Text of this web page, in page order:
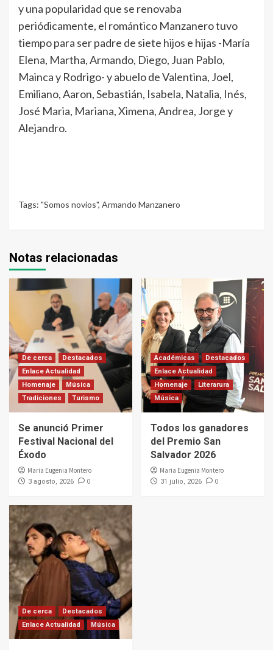
y una popularidad que se renovaba
periódicamente, el romántico Manzanero tuvo
tiempo para ser padre de siete hijos e hijas -María
Elena, Martha, Armando, Diego, Juan Pablo,
Mainca y Rodrigo- y abuelo de Valentina, Joel,
Emiliano, Aaron, Sebastián, Isabela, Natalia, Inés,
José Maria, Mariana, Ximena, Andrea, Jorge y
Alejandro.
Tags: "Somos novios", Armando Manzanero
Notas relacionadas
De cerca
Destacados
Enlace Actualidad
Homenaje
Música
Tradiciones
Turismo
Se anunció Primer
Festival Nacional del
Éxodo
Maria Eugenia Montero
3 agosto, 2026 0
Académicas
Destacados
Enlace Actualidad
Homenaje
Literarura
Música
Todos los ganadores
del Premio San
Salvador 2026
Maria Eugenia Montero
31 julio, 2026 0
De cerca
Destacados
Enlace Actualidad
Música